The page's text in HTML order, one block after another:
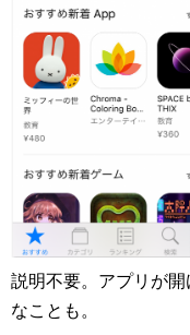
説明不要。アプリが
なことも。